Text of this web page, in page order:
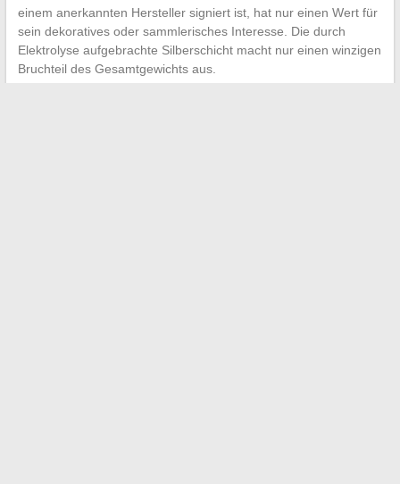
einem anerkannten Hersteller signiert ist, hat nur einen Wert für
sein dekoratives oder sammlerisches Interesse. Die durch
Elektrolyse aufgebrachte Silberschicht macht nur einen winzigen
Bruchteil des Gesamtgewichts aus.